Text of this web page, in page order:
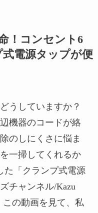
！コンセント6
式電源タップが便
うしていますか？
機器のコードが絡
のしにくさに悩ま
一掃してくれるか
た「クランプ式電源
チャンネル/Kazu
この動画を見て、私